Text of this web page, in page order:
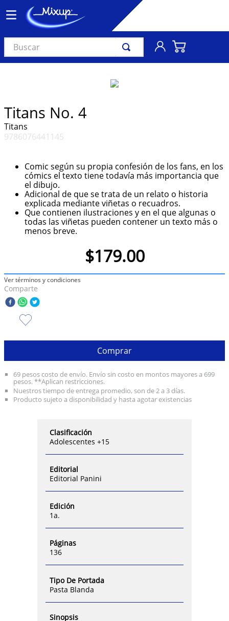
Buscar
Titans No. 4
Titans
9786076441145
Comic según su propia confesión de los fans, en los
cómics el texto tiene todavía más importancia que
el dibujo.
Adicional de que se trata de un relato o historia
explicada mediante viñetas o recuadros.
Que contienen ilustraciones y en el que algunas o
todas las viñetas pueden contener un texto más o
menos breve.
$179.00
Ver términos y condiciones
Comparte
Comprar
69 pesos costo de envío. Envío sin costo en montos mayores a 699
pesos. **Aplican restricciones.
Nuestros tiempo de entrega promedio, son de 2 a 3 días.
Producto sujeto a disponibilidad y hasta agotar existencias
Clasificación
Adolescentes +15
Editorial
Editorial Panini
Edición
1a.
Páginas
136
Tipo De Portada
Pasta Blanda
Sinopsis
3.
audífonos
4.
madonna
6.
importados
7.
bts
8.
manga
9.
bocinas